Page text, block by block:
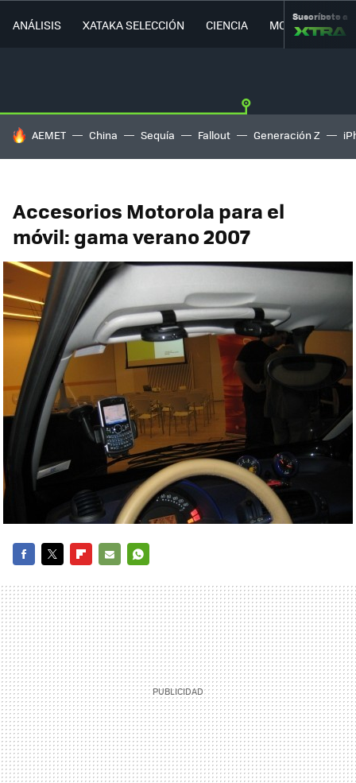
ANÁLISIS XATAKA SELECCIÓN CIENCIA MOVILIDAD
Suscríbete a
HOY SE HABLA DE
AEMET China Sequía Fallout Generación Z
Accesorios Motorola para el
móvil: gama verano 2007
MAIL